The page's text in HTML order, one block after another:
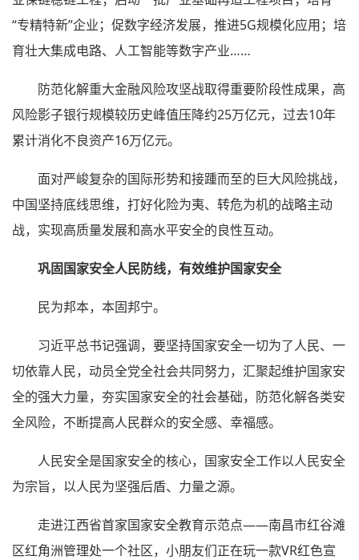
“专精特新”企业；促数字经济发展，推进5G规模化应用；培
育壮大集成电路、人工智能等数字产业……
防范化解重大金融风险攻坚战取得重要阶段性成果，高
风险影子银行规模较历史峰值压降约25万亿元，过去10年
累计消化不良资产16万亿元。
面对严峻复杂的国际形势和接踵而至的巨大风险挑战，
中国坚持底线思维，打好化险为夷、转危为机的战略主动
战，实现高质量发展和高水平安全的良性互动。
巩固国家安全人民防线，有效维护国家安全
民为邦本，本固邦宁。
习近平总书记强调，要坚持国家安全一切为了人民、一
切依靠人民，动员全党全社会共同努力，汇聚起维护国家安
全的强大力量，夯实国家安全的社会基础，防范化解各类安
全风险，不断提高人民群众的安全感、幸福感。
人民安全是国家安全的核心，国家安全工作以人民安全
为宗旨，以人民为坚强后盾、力量之源。
走进江西省首家国家安全教育示范点——南昌市红谷滩
区红角洲管理处一个社区，小朋友们正在玩一款VR红色宣